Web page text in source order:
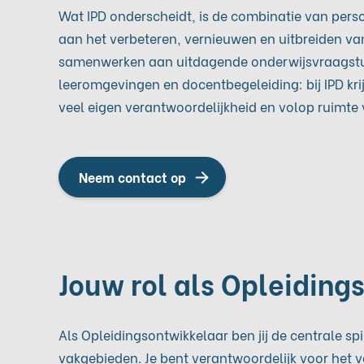
Wat IPD onderscheidt, is de combinatie van
aan het verbeteren, vernieuwen en uitbreiden
samenwerken aan uitdagende
leeromgevingen en docentbegeleiding: bij IPD
veel eigen verantwoordelijkheid en volop
Neem contact op
Jouw rol als
Als Opleidingsontwikkelaar ben jij de centrale
vakgebieden. Je bent verantwoordelijk voor